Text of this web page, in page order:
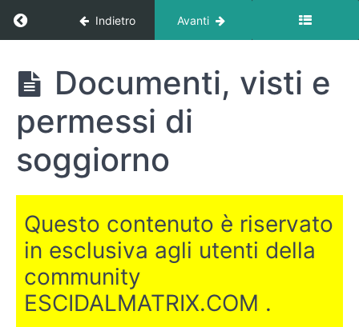
Return to corso: Dove trasferirsi all’estero?
Indietro Avanti
Dove
trasferirsi
all'estero?
INTRODUZIONE
CANARIE
alle Canarie
Perchè
Documenti, visti e
permessi di
soggiorno
Questo contenuto è riservato
in esclusiva agli utenti della
community
ESCIDALMATRIX.COM .